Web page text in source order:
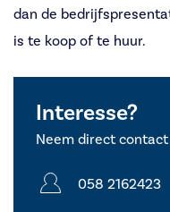
dan de
is te koop of te huur.
Interesse?
Neem direct
058 2162423